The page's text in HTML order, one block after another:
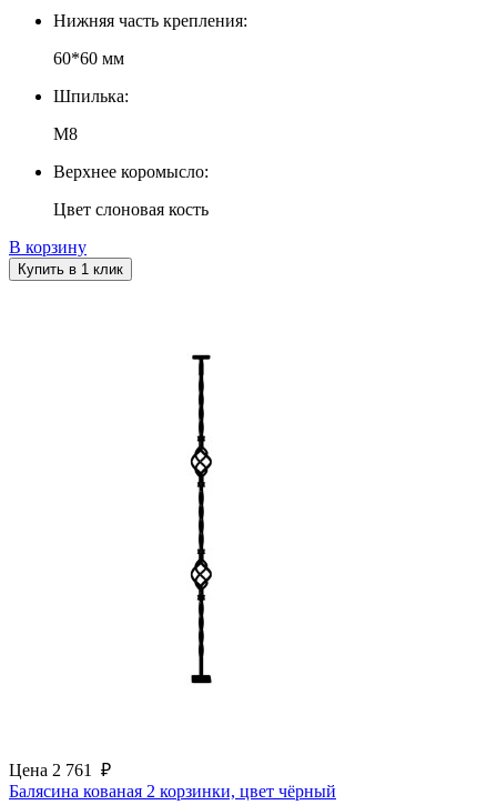
Нижняя часть крепления:
60*60 мм
Шпилька:
М8
Верхнее коромысло:
Цвет слоновая кость
В корзину
Купить в 1 клик
Цена 2 761
₽
Балясина кованая 2 корзинки, цвет чёрный